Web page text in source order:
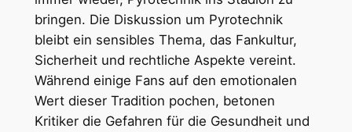
bringen. Die Diskussion um Pyrotechnik
bleibt ein sensibles Thema, das Fankultur,
Sicherheit und rechtliche Aspekte vereint.
Während einige Fans auf den emotionalen
Wert dieser Tradition pochen, betonen
Kritiker die Gefahren für die Gesundheit und